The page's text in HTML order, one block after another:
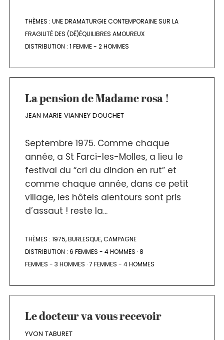
THÈMES : UNE DRAMATURGIE CONTEMPORAINE SUR LA
FRAGILITÉ DES (DÉ)ÉQUILIBRES AMOUREUX
DISTRIBUTION : 1 FEMME - 2 HOMMES
La pension de Madame rosa !
JEAN MARIE VIANNEY DOUCHET
Septembre 1975. Comme chaque
année, a St Farci-les-Molles, a lieu le
festival du “cri du dindon en rut” et
comme chaque année, dans ce petit
village, les hôtels alentours sont pris
d’assaut ! reste la...
THÈMES : 1975,BURLESQUE,CAMPAGNE
DISTRIBUTION : 6 FEMMES - 4 HOMMES ·8
FEMMES - 3 HOMMES ·7 FEMMES - 4 HOMMES
Le docteur va vous recevoir
YVON TABURET